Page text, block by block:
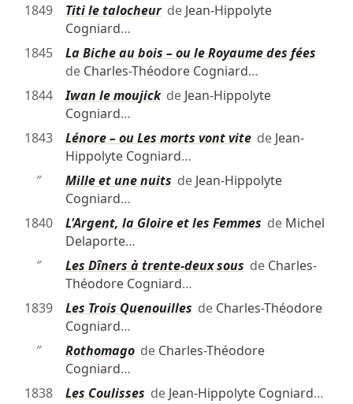
1849
Titi le talocheurde Jean-Hippolyte
Cogniard…
1845
La Biche au bois – ou le Royaume des fées
de Charles-Théodore Cogniard…
1844
Iwan le moujickde Jean-Hippolyte
Cogniard…
1843
Lénore – ou Les morts vont vitede Jean-
Hippolyte Cogniard…
″
Mille et une nuits de Jean-Hippolyte
Cogniard…
1840
L'Argent, la Gloire et les Femmes de Michel
Delaporte…
″
Les Dîners à trente-deux sous de Charles-
Théodore Cogniard…
1839
Les Trois Quenouilles de Charles-Théodore
Cogniard…
″
Rothomagode Charles-Théodore
Cogniard…
1838
Les Coulisses de Jean-Hippolyte Cogniard…